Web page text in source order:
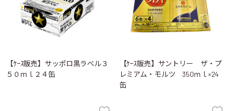
【ｹｰｽ販売】サッポロ黒ラベル３
５０ｍｌ２４缶
【ｹｰｽ販売】サントリー ザ・プ
レミアム・モルツ 350ｍｌ×24
缶